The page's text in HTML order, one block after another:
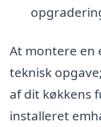
At montere en
teknisk
af dit køkkens
installeret